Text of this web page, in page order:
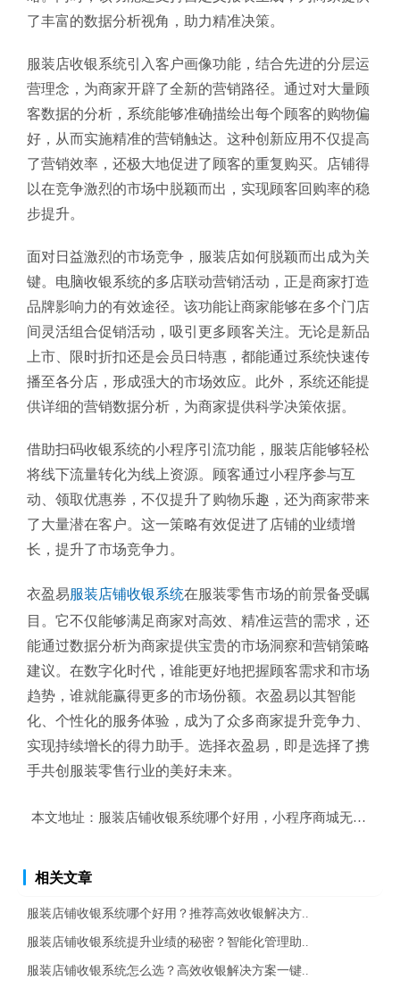
了丰富的数据分析视角，助力精准决策。
服装店收银系统引入客户画像功能，结合先进的分层运
营理念，为商家开辟了全新的营销路径。通过对大量顾
客数据的分析，系统能够准确描绘出每个顾客的购物偏
好，从而实施精准的营销触达。这种创新应用不仅提高
了营销效率，还极大地促进了顾客的重复购买。店铺得
以在竞争激烈的市场中脱颖而出，实现顾客回购率的稳
步提升。
面对日益激烈的市场竞争，服装店如何脱颖而出成为关
键。电脑收银系统的多店联动营销活动，正是商家打造
品牌影响力的有效途径。该功能让商家能够在多个门店
间灵活组合促销活动，吸引更多顾客关注。无论是新品
上市、限时折扣还是会员日特惠，都能通过系统快速传
播至各分店，形成强大的市场效应。此外，系统还能提
供详细的营销数据分析，为商家提供科学决策依据。
借助扫码收银系统的小程序引流功能，服装店能够轻松
将线下流量转化为线上资源。顾客通过小程序参与互
动、领取优惠券，不仅提升了购物乐趣，还为商家带来
了大量潜在客户。这一策略有效促进了店铺的业绩增
长，提升了市场竞争力。
衣盈易服装店铺收银系统在服装零售市场的前景备受瞩
目。它不仅能够满足商家对高效、精准运营的需求，还
能通过数据分析为商家提供宝贵的市场洞察和营销策略
建议。在数字化时代，谁能更好地把握顾客需求和市场
趋势，谁就能赢得更多的市场份额。衣盈易以其智能
化、个性化的服务体验，成为了众多商家提升竞争力、
实现持续增长的得力助手。选择衣盈易，即是选择了携
手共创服装零售行业的美好未来。
本文地址： 服装店铺收银系统哪个好用，小程序商城无缝连接
相关文章
服装店铺收银系统哪个好用？推荐高效收银解决方..
服装店铺收银系统提升业绩的秘密？智能化管理助..
服装店铺收银系统怎么选？高效收银解决方案一键..